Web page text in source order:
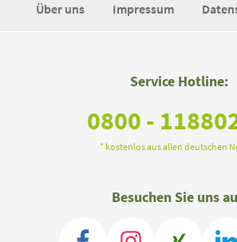
Über uns Impressum
Service Hotline:
0800 -
* kostenlos aus allen deutschen
Besuchen Sie uns